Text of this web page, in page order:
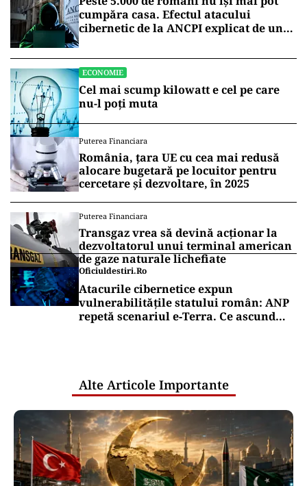
cumpăra casa. Efectul atacului
cibernetic de la ANCPI explicat de un
ECONOMIE
Cel mai scump kilowatt e cel pe care
nu-l poți muta
Puterea Financiara
România, țara UE cu cea mai redusă
alocare bugetară pe locuitor pentru
cercetare și dezvoltare, în 2025
Puterea Financiara
Transgaz vrea să devină acționar la
dezvoltatorul unui terminal american
de gaze naturale lichefiate
Oficiuldestiri.ro
Atacurile cibernetice expun
vulnerabilitățile statului român: ANP
repetă scenariul e‑Terra. Ce ascund
Alte Articole Importante